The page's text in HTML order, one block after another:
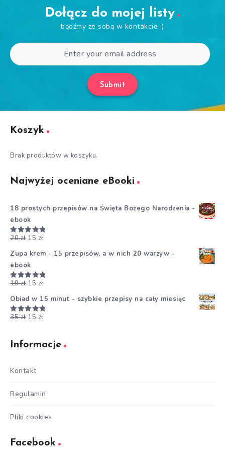
Dołącz do mojej listy
bądźmy ze sobą w kontakcie :)
Submit
Koszyk
Brak produktów w koszyku.
Najwyżej oceniane eBooki
18 prostych przepisów na Święta Bożego Narodzenia -
ebook
Oceniono
20zł 15 zł
Zupa krem - 15 przepisów, a w nich 20 warzyw -
ebook
Oceniono
19zł 15 zł
Obiad w 15 minut - szybkie przepisy na cały miesiąc
Oceniono
35zł 15 zł
Informacje
Kontakt
Regulamin
Pliki cookies
Facebook